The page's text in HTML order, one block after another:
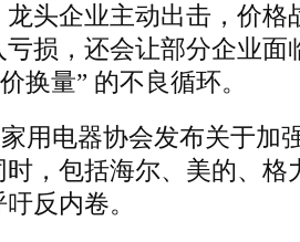
头企业主动出击，价格
损，还会让部分企业面
换量” 的不良循环。
用电器协会发布关于加
，包括海尔、美的、格
反内卷。